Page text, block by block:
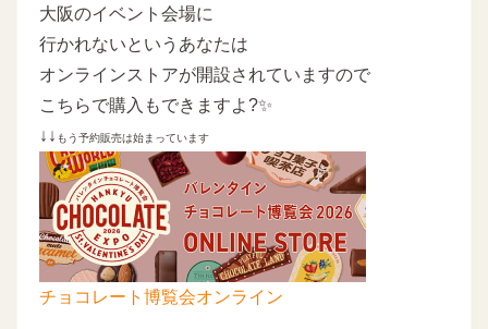
大阪のイベント会場に
行かれないというあなたは
オンラインストアが開設されていますので
こちらで購入もできますよ?✨
↓↓ もう予約販売は始まっています
チョコレート博覧会オンライン